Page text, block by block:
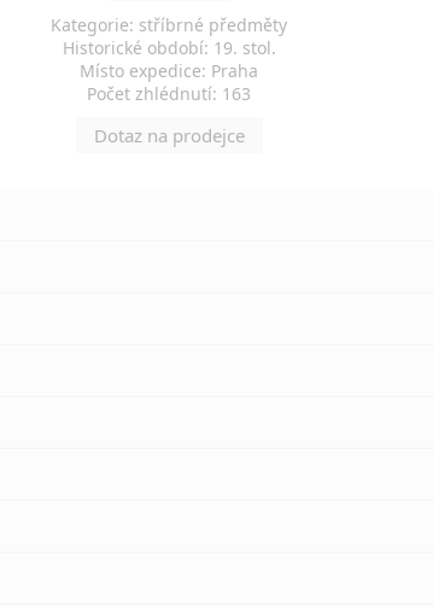
Kategorie: stříbrné předměty
Historické období: 19. stol.
Místo expedice: Praha
Počet zhlédnutí: 163
Dotaz na prodejce